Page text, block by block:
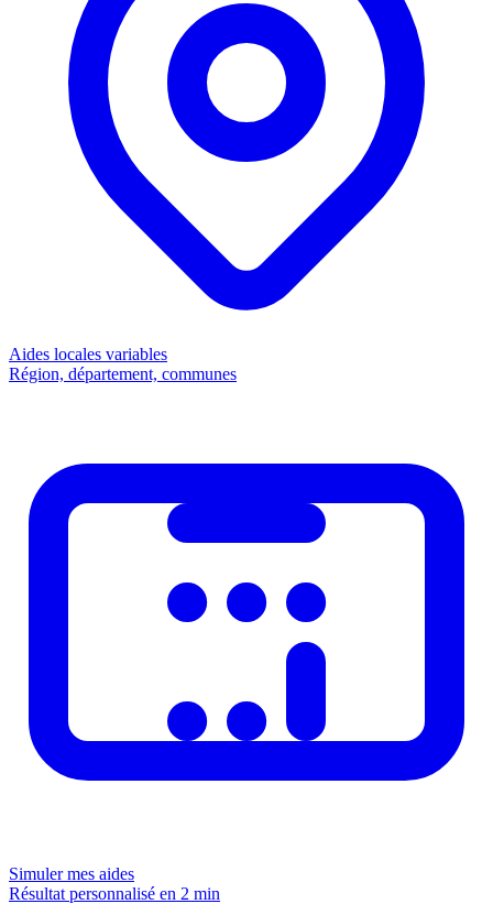
Aides locales variables
Région, département, communes
Simuler mes aides
Résultat personnalisé en 2 min